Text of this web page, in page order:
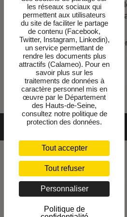
imagination brillante, mais
bizarre ; d’un esprit abondant,
choix » (surles Martyrs).
« Ce n’est pas tout d’être
surtout envers les jeunes filles
Précédent
Mentions DPO-cookies Newsletter
Accessibilité : non conforme
les réseaux sociaux qui
permettent aux utilisateurs
du site de faciliter le partage
de contenu (Facebook,
Twitter, Instagram, Linkedin),
un service permettant de
rendre les documents plus
attractifs (Calameo). Pour en
savoir plus sur les
traitements de données à
caractère personnel mis en
œuvre par le Département
des Hauts-de-Seine,
consultez notre politique de
protection des données.
Tout accepter
Tout refuser
Personnaliser
Politique de